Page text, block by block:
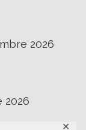
✕
2026
2026